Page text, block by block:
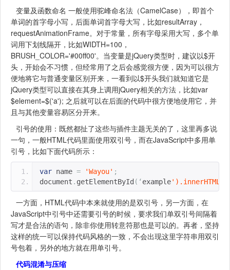
变量及函数命名 一般使用驼峰命名法（CamelCase），即首个
单词的首字母小写，后面单词首字母大写，比如resultArray，
requestAnimationFrame。对于常量，所有字母采用大写，多个单
词用下划线隔开，比如WIDTH=100，
BRUSH_COLOR='#00ff00'。当变量是jQuery类型时，建议以$开
头，开始会不习惯，但经常用了之后会感觉很方便，因为可以很方
便地将它与普通变量区别开来，一看到以$开头我们就知道它是
jQuery类型可以直接在其身上调用jQuery相关的方法，比如var
$element=$('a'); 之后就可以在后面的代码中很方便地使用它，并
且与其他变量容易区分开来。
引号的使用：既然都扯了这些与插件主题无关的了，这里再多说
一句，一般HTML代码里面使用双引号，而在JavaScript中多用单
引号，比如下面代码所示：
var name = 'Wayou' ;
document . getElementById (‘example').innerHTML
一方面，HTML代码中本来就使用的是双引号，另一方面，在
JavaScript中引号中还需要引号的时候，要求我们单双引号间隔着
写才是合法的语句，除非你使用转意符那也是可以的。再者，坚持
这样的统一可以保持代码风格的一致，不会出现这里字符串用双引
号包着，另外的地方就在用单引号。
代码混淆与压缩